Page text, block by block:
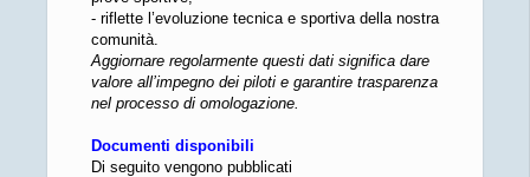
- riflette l’evoluzione tecnica e sportiva della nostra
comunità.
Aggiornare regolarmente questi dati significa dare
valore all’impegno dei piloti e garantire trasparenza
nel processo di omologazione.
Documenti disponibili
Di seguito vengono pubblicati